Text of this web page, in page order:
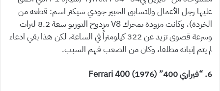
عليها رجل الأعمال والمتسابق الخبير جودي شيكتر اسم: قطعة من
الخردة)، وكانت مزودة بمحرك V8 مزدوج التوربو سعة 8.2 لترات
وسرعة قصوى تزيد عن 322 كيلومتراً في الساعة، لكن هذا بقي ادعاء
لم يتم إثباته مطلقا، وكان من الصعب فهم السبب.
6. “فيراري 400” (1976) Ferrari 400